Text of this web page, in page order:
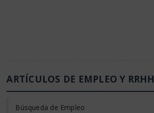
ARTÍCULOS DE EMPLEO Y RRHH
Búsqueda de Empleo